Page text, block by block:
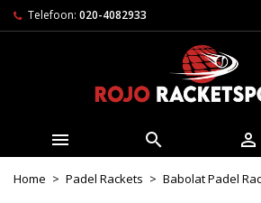
Telefoon: 020-4082933
  
Home Padel Rackets Babolat Padel